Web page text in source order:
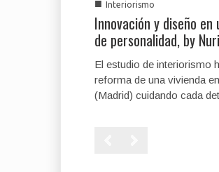
■ Interiorismo
Innovación y diseño
de personalidad, by
El estudio de interiorismo
reforma de una vivienda
(Madrid) cuidando cada